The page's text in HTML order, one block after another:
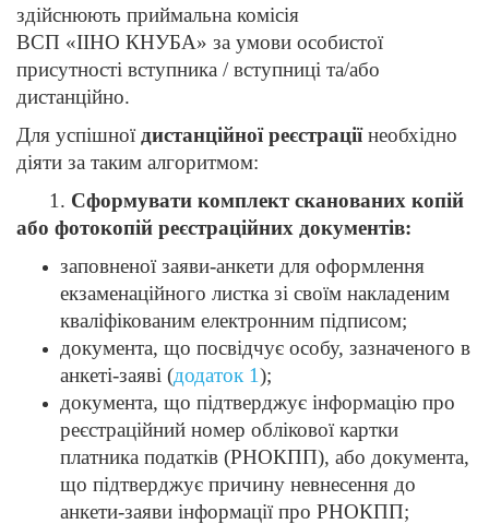
здійснюють приймальна комісія
ВСП «ІІНО КНУБА» за умови особистої
присутності вступника / вступниці та/або
дистанційно.
Для успішної дистанційної реєстраціїнеобхідно
діяти за таким алгоритмом:
1. Сформувати комплект сканованих копій
або фотокопій реєстраційних документів:
заповненої заяви-анкети для оформлення
екзаменаційного листка зі своїм накладеним
кваліфікованим електронним підписом;
документа, що посвідчує особу, зазначеного в
анкеті-заяві (додаток 1);
документа, що підтверджує інформацію про
реєстраційний номер облікової картки
платника податків (РНОКПП), або документа,
що підтверджує причину невнесення до
анкети-заяви інформації про РНОКПП;